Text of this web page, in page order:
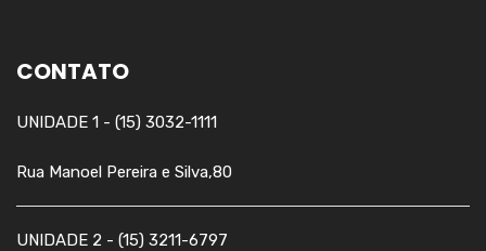
CONTATO
UNIDADE 1 - (15) 3032-1111
Rua Manoel Pereira e Silva,80
UNIDADE 2 - (15) 3211-6797